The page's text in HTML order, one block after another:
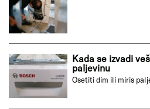
Kada se izvadi
paljevinu
Osetiti dim ili miris